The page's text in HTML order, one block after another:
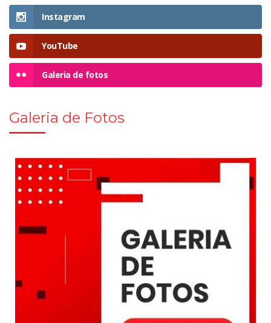
Instagram
YouTube
Galeria de fotos
Galeria de Fotos